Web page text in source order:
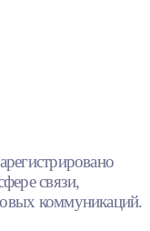
связи,
коммуникаций.